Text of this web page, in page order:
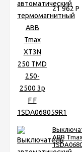
21 962 Р
ABB